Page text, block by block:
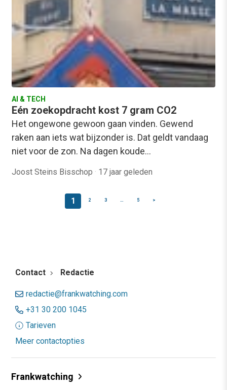
AI & TECH
Eén zoekopdracht kost 7 gram CO2
Het ongewone gewoon gaan vinden. Gewend
raken aan iets wat bijzonder is. Dat geldt vandaag
niet voor de zon. Na dagen koude…
Joost Steins Bisschop · 17 jaar geleden
1 2 3 … 5 >
Contact Redactie
redactie@frankwatching.com
+31 30 200 1045
Tarieven
Meer contactopties
Frankwatching